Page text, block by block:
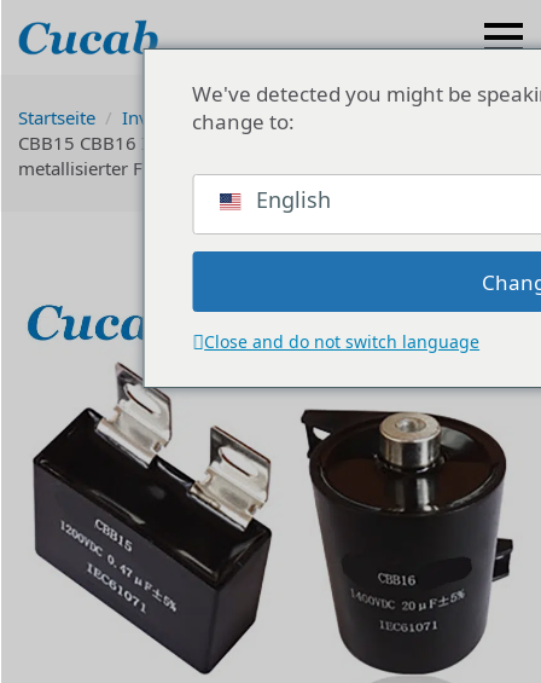
Startseite Inverter Schweißer Kondensator
CBB15 CBB16 Inverter Schweißer Kondensator
metallisierter Film 40μf Kondensator 1250VDC
We've detected you might be
change to:
English
Close and do not switch language